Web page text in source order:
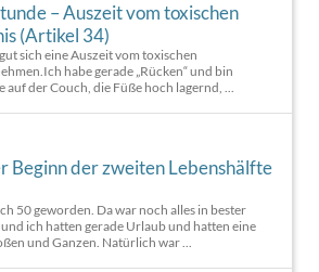
– Auszeit vom toxischen
(Artikel 34)
sich eine Auszeit vom toxischen
habe gerade „Rücken“ und bin
auf der Couch, die Füße hoch lagernd, ...
Beginn der zweiten Lebenshälfte
50 geworden. Da war noch alles in bester
ich hatten gerade Urlaub und hatten eine
und Ganzen. Natürlich war ...